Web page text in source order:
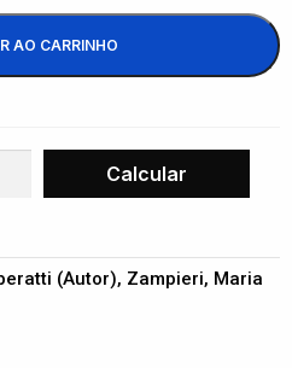
AO CARRINHO
(Autor), Zampieri, Maria